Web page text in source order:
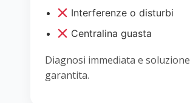
Interferenze o disturbi
Centralina guasta
Diagnosi immediata e soluzione
garantita.